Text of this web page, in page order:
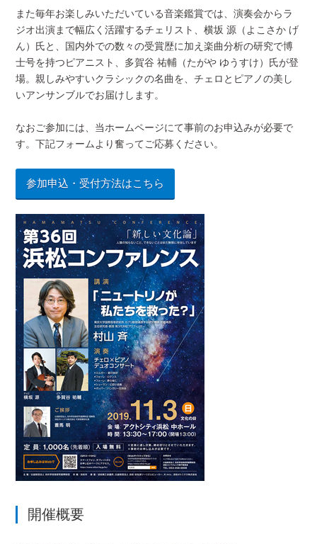
また毎年お楽しみいただいている音楽鑑賞では、演奏会からラ
ジオ出演まで幅広く活躍するチェリスト、横坂 源（よこさか げ
ん）氏と、国内外での数々の受賞歴に加え楽曲分析の研究で博
士号を持つピアニスト、多賀谷 祐輔（たがや ゆうすけ）氏が登
場。親しみやすいクラシックの名曲を、チェロとピアノの美し
いアンサンブルでお届けします。
なおご参加には、当ホームページにて事前のお申込みが必要で
す。下記フォームより奮ってご応募ください。
参加申込・受付方法はこちら
開催概要